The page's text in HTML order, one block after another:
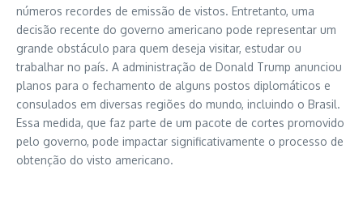
números recordes de emissão de vistos. Entretanto, uma
decisão recente do governo americano pode representar um
grande obstáculo para quem deseja visitar, estudar ou
trabalhar no país. A administração de Donald Trump anunciou
planos para o fechamento de alguns postos diplomáticos e
consulados em diversas regiões do mundo, incluindo o Brasil.
Essa medida, que faz parte de um pacote de cortes promovido
pelo governo, pode impactar significativamente o processo de
obtenção do visto americano.